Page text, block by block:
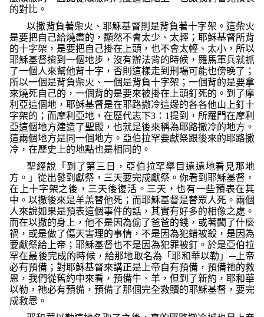
的對比。
以撒背負著柴火、耶穌基督則是背負著十字架。這柴火
是要把自己給燒盡的，顯然不會太少、太輕；耶穌基督所背
的十字架，是要把自己掛在上頭，也不會太輕、太小，所以
耶穌基督揹到一個地步，沒有辦法背的時候，羅馬軍兵就抓
了一個人來幫他背十字，否則這樣走到刑場可能也傍晚了；
所以一個是背負柴火、一個是背負十字架；一個背的是要拿
來燒死自己的，一個背的是要來被掛在上頭釘死的。到了摩
利亞這個地，耶穌基督是在耶路撒冷這邊的各各他山上釘十
字架的；而摩利亞地，在歷代志下3 ： 1提到，所羅門在摩利
亞這個地方建造了聖殿，也就是後來稱為耶路撒冷的地方。
這兩個地方是同一個地方。亞伯拉罕要獻祭跟後來的耶路撒
冷，在歷史上的地點也是相同的。
聖經說 「到了第三日，亞伯拉罕舉目遠遠地看見那地
方。」 從出發到獻祭，三天要完成獻祭。你看到耶穌基督，
在上十字架之後，三天後復活。三天，也有一些預表在其
中。以撒後來是羊羔替他死；而耶穌基督是替眾人死。兩個
人來說如果是預表這個事件的話，其實有好多的相像之處。
而在以撒的身上，他不是因為偷了爸爸的錢，或著闖了什麼
禍，或是做了傷天害理的事情，不是因為犯錯被殺，是因為
要獻祭給上帝；耶穌基督也不是因為犯罪被釘。於是亞伯拉
罕在最後完成的時候，給那地取名為「耶和華以勒」─上帝
必有預備；對耶穌基督來講正是上帝自有預備，預備祂的救
恩，我們從舊約中來看，預備牛、羊，但到了新約，耶和華
以勒，祂必有預備，預備了那個完全救贖的耶穌基督，要完
成救恩。